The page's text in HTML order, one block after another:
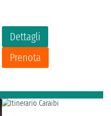
Dettagli
Prenota